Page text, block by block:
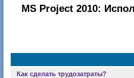
MS Project 2010:
Как сделать трудозатраты?